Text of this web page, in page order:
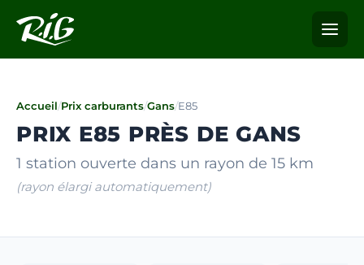
Accueil/Prix carburants/Gans/E85
PRIX E85 PRÈS DE GANS
1 station ouverte dans un rayon de 15 km
(rayon élargi automatiquement)